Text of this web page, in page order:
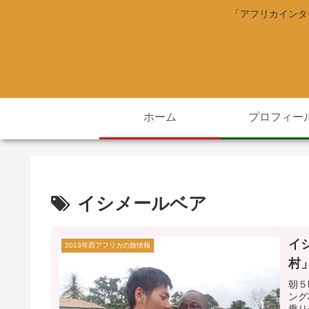
「アフリカイン
ホーム プロフィー
イシメールベア
2013年西アフリカの旅情報
イ
村
朝
ン